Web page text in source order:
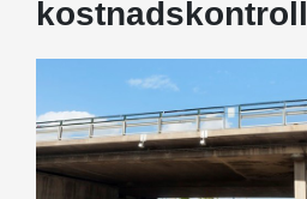
kostnadskontroll